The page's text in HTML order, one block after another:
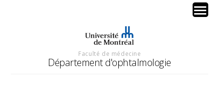
Faculté de médecine
Département d'ophtalmologie